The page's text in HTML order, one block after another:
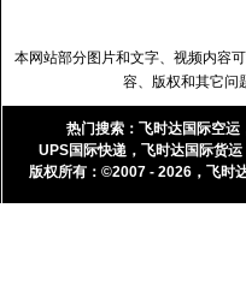
本网站部分图片和文字、视频内容
容、版权和其它问
热门搜索： 飞时达国际空运
UPS国际快递 ， 飞时达国际货运
版权所有：©2007 - 2026， 飞时